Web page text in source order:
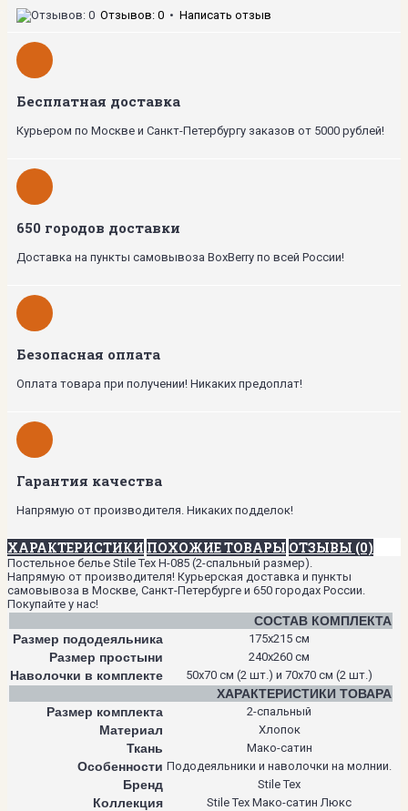
Отзывов: 0 • Написать отзыв
Бесплатная доставка
Курьером по Москве и Санкт-Петербургу заказов от 5000 рублей!
650 городов доставки
Доставка на пункты самовывоза BoxBerry по всей России!
Безопасная оплата
Оплата товара при получении! Никаких предоплат!
Гарантия качества
Напрямую от производителя. Никаких подделок!
ХАРАКТЕРИСТИКИ ПОХОЖИЕ ТОВАРЫ ОТЗЫВЫ (0)
Постельное белье Stile Tex H-085 (2-спальный размер).
Напрямую от производителя! Курьерская доставка и пункты
самовывоза в Москве, Санкт-Петербурге и 650 городах России.
Покупайте у нас!
СОСТАВ КОМПЛЕКТА
Размер пододеяльника
175х215 см
Размер простыни 240х260 см
Наволочки в комплекте 50х70 см (2 шт.) и 70х70 см (2 шт.)
ХАРАКТЕРИСТИКИ ТОВАРА
Размер комплекта
2-спальный
Материал Хлопок
Ткань Мако-сатин
Особенности Пододеяльники и наволочки на молнии.
Бренд Stile Tex
Коллекция Stile Tex Мако-сатин Люкс